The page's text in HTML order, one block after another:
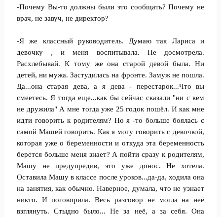
-Почему Вы-то должны были это сообщать? Почему не
врач, не завуч, не директор?
-Я же классный руководитель. Думаю так Лариса и
девочку , и меня воспитывала. Не досмотрела.
Расхлебывай. К тому же она старой девой была. Ни
детей, ни мужа. Застудилась на фронте. Замуж не пошла.
Да...она старая дева, а я дева - перестарок...Что вы
смеетесь. Я тогда еще...как бы сейчас сказали "ни с кем
не дружила" А мне тогда уже 25 годок пошёл. И как мне
идти говорить к родителям? Но я -то больше боялась с
самой Машей говорить. Как я могу говорить с девочкой,
которая уже о беременности и откуда эта беременность
берется больше меня знает? А пойти сразу к родителям,
Машу не предупредив, это уже донос. Не хотела.
Оставила Машу в классе после уроков...да-да, ходила она
на занятия, как обычно. Наверное, думала, что не узнает
никто. И поговорила. Весь разговор не могла на неё
взглянуть. Стыдно было... Не за неё, а за себя. Она